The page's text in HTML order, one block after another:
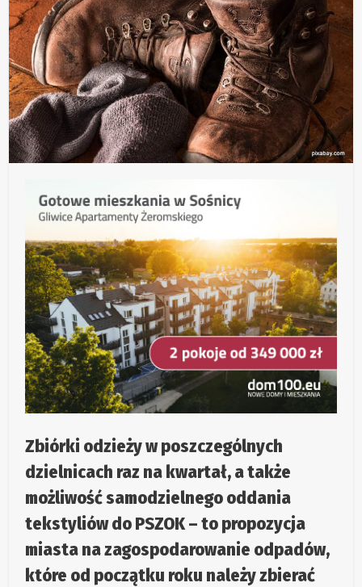
Zbiórki odzieży w poszczególnych
dzielnicach raz na kwartał, a także
możliwość samodzielnego oddania
tekstyliów do PSZOK – to propozycja
miasta na zagospodarowanie odpadów,
które od początku roku należy zbierać